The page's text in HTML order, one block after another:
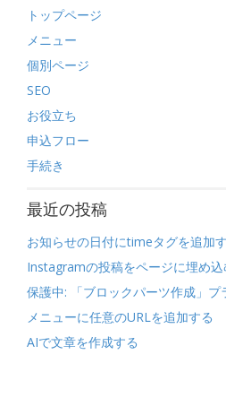
最近の投稿
お知らせの日付にtimeタグを追加
Instagramの投稿をページに埋め込
保護中: 「ブロックパーツ作成」
メニューに任意のURLを追加する
AIで文章を作成する
SEO
お役立ち
トップページ
メニュー
個別ページ
手続き
申込フロー